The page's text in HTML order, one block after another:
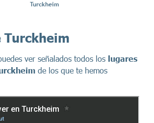
Turckheim
Turckheim
ver señalados todos los lugares
de los que te hemos